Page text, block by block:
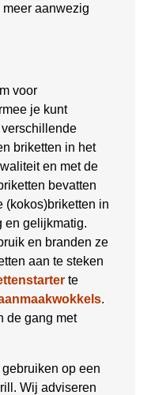
aanwezig
voor
je kunt
briketten in het
en met de
bevatten
(kokos)briketten in
en gelijkmatig.
en branden ze
aan te steken
te
.
de gang met
op een
Wij adviseren